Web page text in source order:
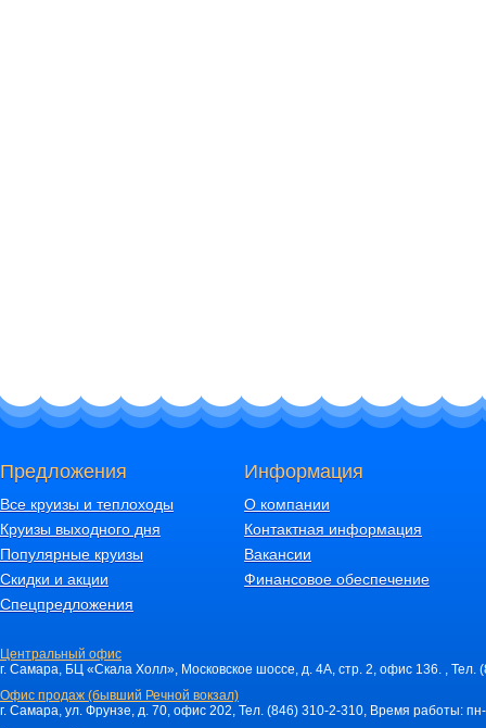
Предложения
Все круизы и теплоходы
Круизы выходного дня
Популярные круизы
Скидки и акции
Спецпредложения
Информация
О компании
Контактная информация
Вакансии
Финансовое обеспечение
Центральный офис
г. Самара, БЦ «Скала Холл», Московское шоссе, д. 4А, стр. 2, офис 136. ,
Офис продаж (бывший Речной вокзал)
г. Самара, ул. Фрунзе, д. 70, офис 202, Тел. (846) 310-2-310, Время работы: